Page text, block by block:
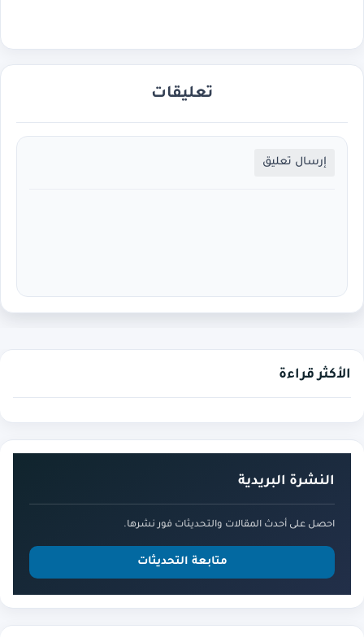
تعليقات
إرسال تعليق
الأكثر قراءة
النشرة البريدية
احصل على أحدث المقالات والتحديثات فور نشرها.
متابعة التحديثات